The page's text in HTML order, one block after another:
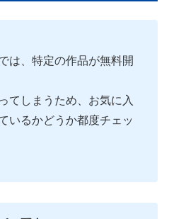
は、特定の作品が無料開
てしまうため、お気に入
いるかどうか都度チェッ